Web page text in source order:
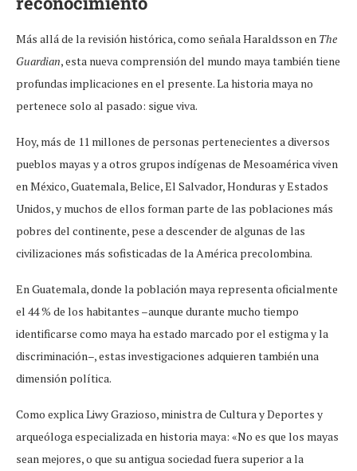
Más allá de la revisión histórica, como señala Haraldsson en The
Guardian, esta nueva comprensión del mundo maya también tiene
profundas implicaciones en el presente. La historia maya no
pertenece solo al pasado: sigue viva.
Hoy, más de 11 millones de personas pertenecientes a diversos
pueblos mayas y a otros grupos indígenas de Mesoamérica viven
en México, Guatemala, Belice, El Salvador, Honduras y Estados
Unidos, y muchos de ellos forman parte de las poblaciones más
pobres del continente, pese a descender de algunas de las
civilizaciones más sofisticadas de la América precolombina.
En Guatemala, donde la población maya representa oficialmente
el 44 % de los habitantes –aunque durante mucho tiempo
identificarse como maya ha estado marcado por el estigma y la
discriminación–, estas investigaciones adquieren también una
dimensión política.
Como explica Liwy Grazioso, ministra de Cultura y Deportes y
arqueóloga especializada en historia maya: «No es que los mayas
sean mejores, o que su antigua sociedad fuera superior a la